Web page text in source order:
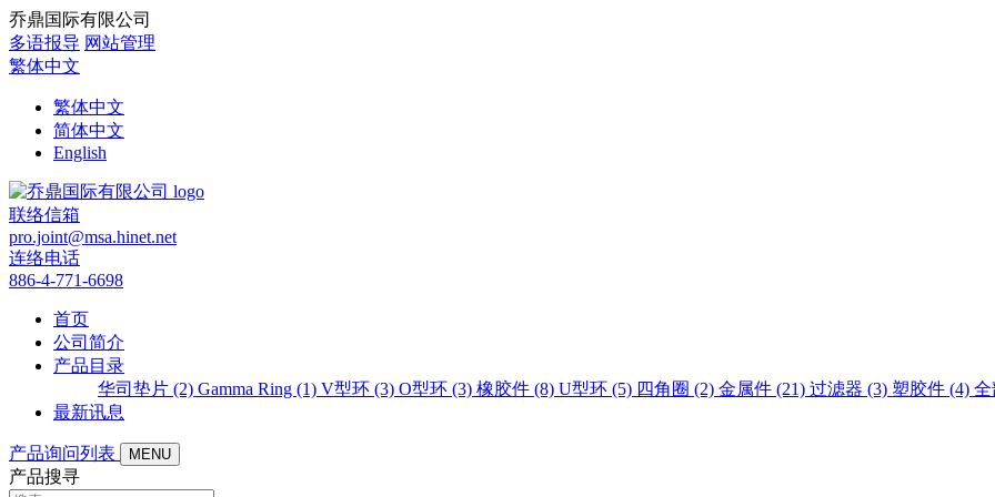
乔鼎国际有限公司
多语报导 网站管理
繁体中文
繁体中文
简体中文
English
联络信箱
pro.joint@msa.hinet.net
连络电话
886-4-771-6698
首页
公司简介
产品目录
华司垫片 (2) Gamma Ring (1) V型环 (3) O型环 (3) 橡胶件 (8) U型环 (5) 四角圈 (2) 金属件 (21) 过滤器 (3) 塑胶件 (4) 全
最新讯息
产品询问列表 MENU
产品搜寻